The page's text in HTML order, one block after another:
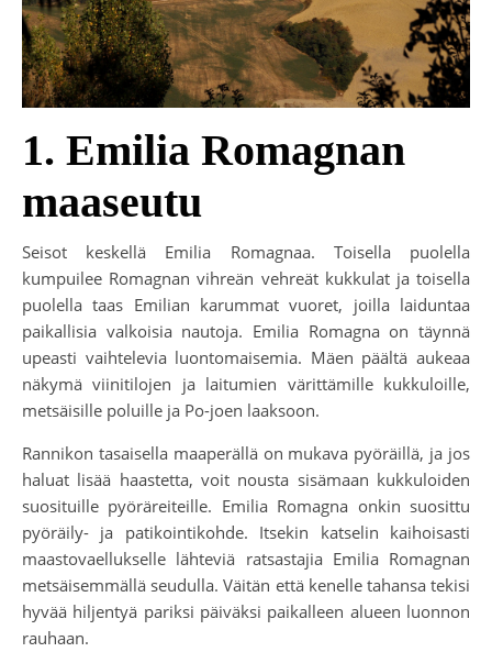
1. Emilia Romagnan
maaseutu
Seisot keskellä Emilia Romagnaa. Toisella puolella
kumpuilee Romagnan vihreän vehreät kukkulat ja toisella
puolella taas Emilian karummat vuoret, joilla laiduntaa
paikallisia valkoisia nautoja. Emilia Romagna on täynnä
upeasti vaihtelevia luontomaisemia. Mäen päältä aukeaa
näkymä viinitilojen ja laitumien värittämille kukkuloille,
metsäisille poluille ja Po-joen laaksoon.
Rannikon tasaisella maaperällä on mukava pyöräillä, ja jos
haluat lisää haastetta, voit nousta sisämaan kukkuloiden
suosituille pyöräreiteille. Emilia Romagna onkin suosittu
pyöräily- ja patikointikohde. Itsekin katselin kaihoisasti
maastovaellukselle lähteviä ratsastajia Emilia Romagnan
metsäisemmällä seudulla. Väitän että kenelle tahansa tekisi
hyvää hiljentyä pariksi päiväksi paikalleen alueen luonnon
rauhaan.